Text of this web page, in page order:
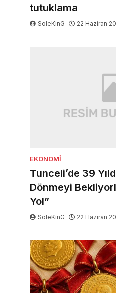
tutuklama
SoleKinG 22 Haziran
EKONOMI
Tunceli’de 39
Dönmeyi
Yol”
SoleKinG 22 Haziran